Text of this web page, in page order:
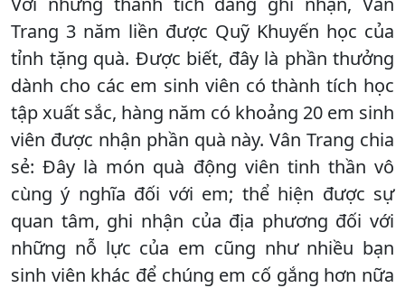
Trang 3 năm liền được Quỹ Khuyến học của
tỉnh tặng quà. Được biết, đây là phần thưởng
dành cho các em sinh viên có thành tích học
tập xuất sắc, hàng năm có khoảng 20 em sinh
viên được nhận phần quà này. Vân Trang chia
sẻ: Đây là món quà động viên tinh thần vô
cùng ý nghĩa đối với em; thể hiện được sự
quan tâm, ghi nhận của địa phương đối với
những nỗ lực của em cũng như nhiều bạn
sinh viên khác để chúng em cố gắng hơn nữa